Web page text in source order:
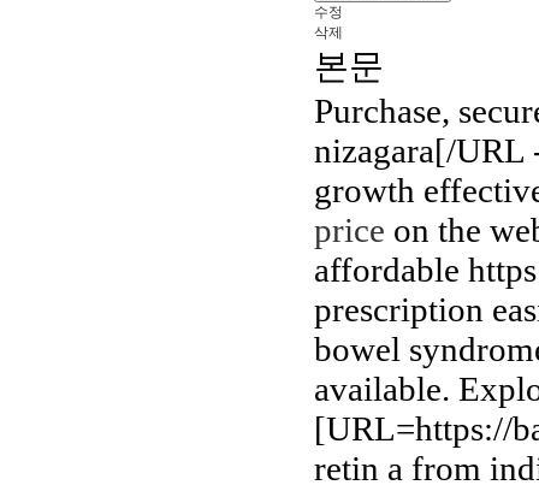
수정
삭제
본문
Purchase,
nizagara[/URL
growth
price on the
affordable
prescription
bowel
available.
[URL=https://
retin a from